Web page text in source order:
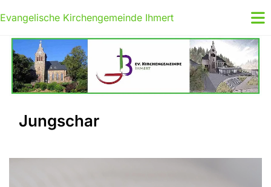
Evangelische Kirchengemeinde Ihmert
Jungschar